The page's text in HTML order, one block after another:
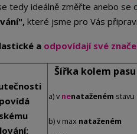
tedy ideálně změřte anebo se
které jsme pro Vás
a odpovídají své
Šířka kolem pasu
a) vnenataženém stavu
b) v max nataženém